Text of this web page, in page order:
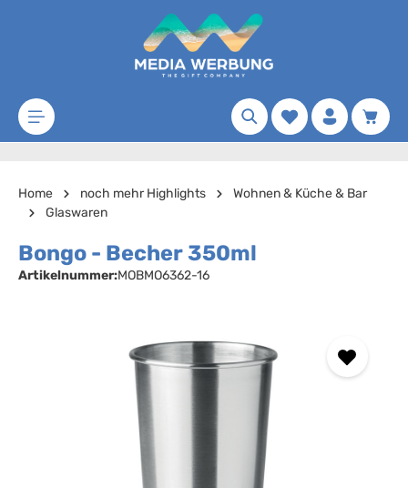
Zum Hauptinhalt springen
Merkzettel
Home noch mehr Highlights
Wohnen & Küche & Bar
Glaswaren
Bongo - Becher 350ml
Artikelnummer:MOBMO6362-16